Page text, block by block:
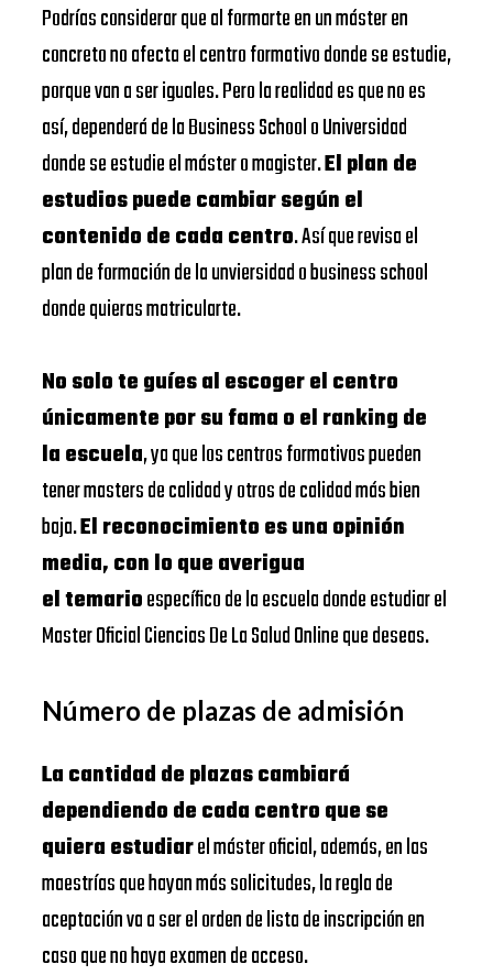
Podrías considerar que al formarte en un máster en
concreto no afecta el centro formativo donde se estudie,
porque van a ser iguales. Pero la realidad es que no es
así, dependerá de la Business School o Universidad
donde se estudie el máster o magister.El plan de
estudios puede cambiar según el
contenido de cada centro. Así que revisa el
plan de formación de la unviersidad o business school
donde quieras matricularte.
No solo te guíes al escoger el centro
únicamente por su fama o el ranking de
la escuela, ya que los centros formativos pueden
tener masters de calidad y otros de calidad más bien
baja.El reconocimiento es una opinión
media, con lo que averigua
el temarioespecífico de la escuela donde estudiar el
Master Oficial Ciencias De La Salud Online que deseas.
Número de plazas de admisión
La cantidad de plazas cambiará
dependiendo de cada centro que se
quiera estudiarel máster oficial, además, en las
maestrías que hayan más solicitudes, la regla de
aceptación va a ser el orden de lista de inscripción en
caso que no haya examen de acceso.